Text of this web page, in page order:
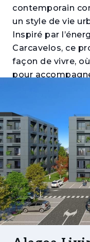
contemporain
un style de vie
Inspiré par
Carcavelos, ce
façon de vivre,
pour
avec
Intégré au cœur
Center, Alagoa
direct à un large
essentiels,
simple et plus
immeubles et
typologies T0,
idéale aussi bien
que pour un
Les intérieurs